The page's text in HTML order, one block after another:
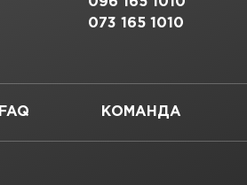
073 165 1010
FAQ КОМАНДА